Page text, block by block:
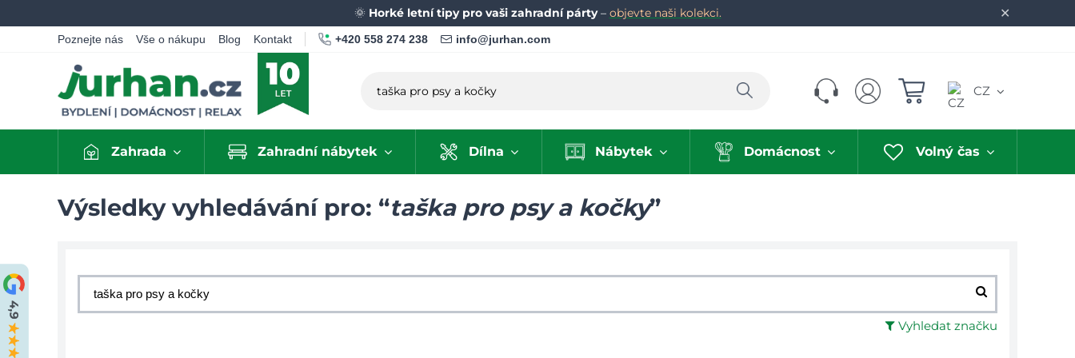
✕
🌞 Horké letní tipy pro vaši zahradní párty– objevte naši kolekci.
Poznejte nás Vše o nákupu Blog Kontakt +420 558 274 238 info@jurhan.com
Hledat CZ
Zahrada Zahradní nábytek Dílna Nábytek Domácnost Volný čas
Výsledky vyhledávání pro: “taška pro psy a kočky”
Vyhledat značku